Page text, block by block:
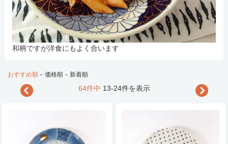
和柄ですが洋食にもよく合います
おすすめ順 - 価格順 - 新着順
64件中 13-24件を表示